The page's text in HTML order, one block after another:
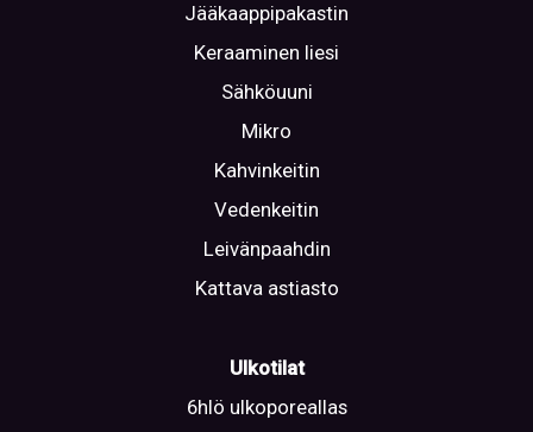
Jääkaappipakastin
Keraaminen liesi
Sähköuuni
Mikro
Kahvinkeitin
Vedenkeitin
Leivänpaahdin
Kattava astiasto
Ulkotilat
6hlö ulkoporeallas